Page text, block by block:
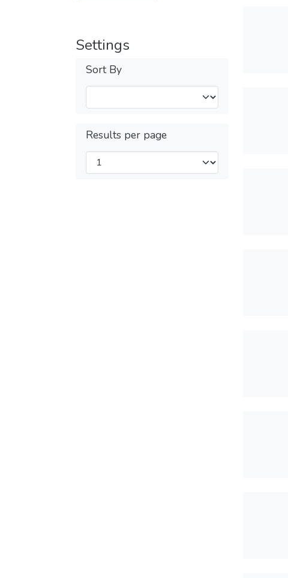
Settings
Sort By
Results per page